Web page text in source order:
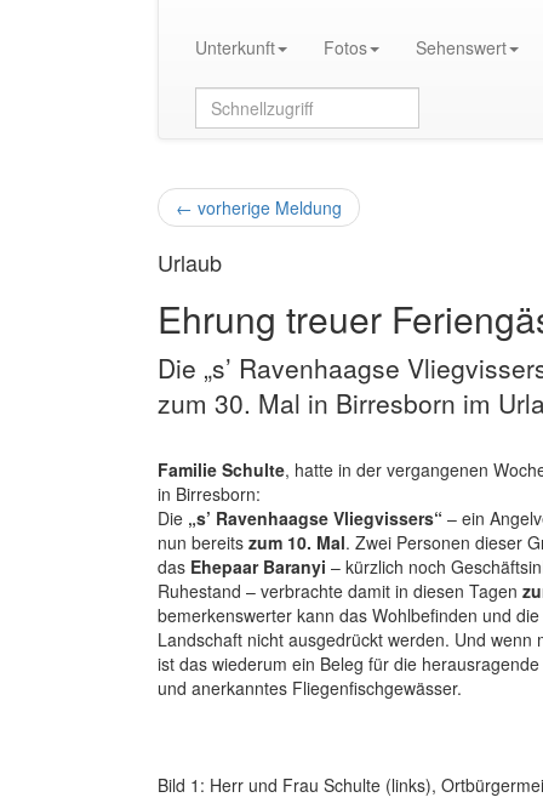
Unterkunft Fotos Sehenswert
← vorherige Meldung
Urlaub
Ehrung treuer
Die „s’ Ravenhaagse
zum 30. Mal in Birresborn im
Familie Schulte, hatte in der vergangenen
in Birresborn:
Die „s’ Ravenhaagse Vliegvissers“ – ein
nun bereits zum 10. Mal. Zwei Personen dieser
das Ehepaar Baranyi – kürzlich noch
Ruhestand – verbrachte damit in diesen Tagen
bemerkenswerter kann das Wohlbefinden und
Landschaft nicht ausgedrückt werden. Und wenn
ist das wiederum ein Beleg für die
und anerkanntes Fliegenfischgewässer.
Bild 1: Herr und Frau Schulte (links),